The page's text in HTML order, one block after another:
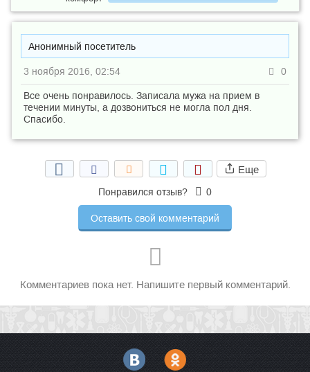
Анонимный посетитель
0
3 ноября 2016, 02:54
Все очень понравилось. Записала мужа на прием в
течении минуты, а дозвониться не могла пол дня.
Спасибо.
Еще
Понравился отзыв? 0
Оставить свой комментарий
Комментариев пока нет. Напишите первый комментарий.